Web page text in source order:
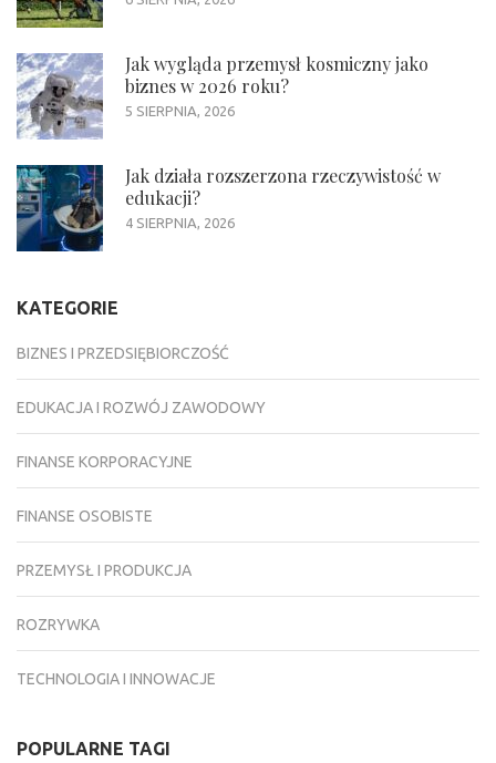
Jak wygląda przemysł kosmiczny jako
biznes w 2026 roku?
5 SIERPNIA, 2026
Jak działa rozszerzona rzeczywistość w
edukacji?
4 SIERPNIA, 2026
KATEGORIE
BIZNES I PRZEDSIĘBIORCZOŚĆ
EDUKACJA I ROZWÓJ ZAWODOWY
FINANSE KORPORACYJNE
FINANSE OSOBISTE
PRZEMYSŁ I PRODUKCJA
ROZRYWKA
TECHNOLOGIA I INNOWACJE
POPULARNE TAGI